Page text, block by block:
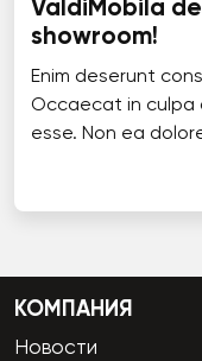
ValdiMobila
showroom!
Enim deserunt
Occaecat in culpa
esse. Non ea
КОМПАНИЯ
Новости